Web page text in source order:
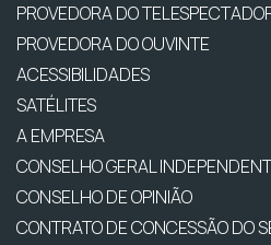
PROVEDORA DO
PROVEDORA DO OUVINTE
ACESSIBILIDADES
SATÉLITES
A EMPRESA
CONSELHO GERAL
CONSELHO DE OPINIÃO
CONTRATO DE CONCESSÃO DO